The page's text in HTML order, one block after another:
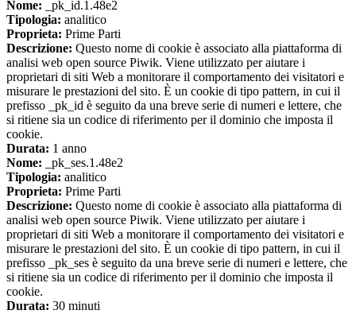
Nome: _pk_id.1.48e2
Tipologia: analitico
Proprieta: Prime Parti
Descrizione: Questo nome di cookie è associato alla piattaforma di
analisi web open source Piwik. Viene utilizzato per aiutare i
proprietari di siti Web a monitorare il comportamento dei visitatori e
misurare le prestazioni del sito. È un cookie di tipo pattern, in cui il
prefisso _pk_id è seguito da una breve serie di numeri e lettere, che
si ritiene sia un codice di riferimento per il dominio che imposta il
cookie.
Durata: 1 anno
Nome: _pk_ses.1.48e2
Tipologia: analitico
Proprieta: Prime Parti
Descrizione: Questo nome di cookie è associato alla piattaforma di
analisi web open source Piwik. Viene utilizzato per aiutare i
proprietari di siti Web a monitorare il comportamento dei visitatori e
misurare le prestazioni del sito. È un cookie di tipo pattern, in cui il
prefisso _pk_ses è seguito da una breve serie di numeri e lettere, che
si ritiene sia un codice di riferimento per il dominio che imposta il
cookie.
Durata: 30 minuti